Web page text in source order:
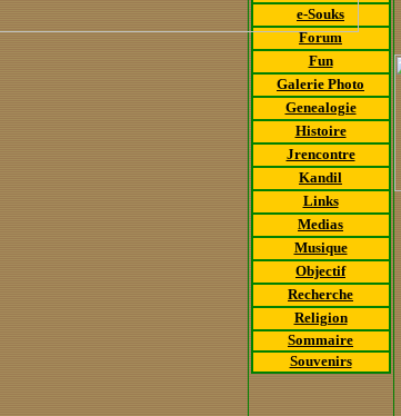
e-Souks
Forum
Fun
Galerie Photo
Genealogie
Histoire
Jrencontre
Kandil
Links
Medias
Musique
Objectif
Recherche
Religion
Sommaire
Souvenirs